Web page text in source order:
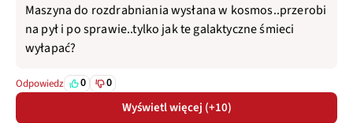
Maszyna do rozdrabniania wysłana w kosmos..przerobi
na pył i po sprawie..tylko jak te galaktyczne śmieci
wyłapać?
Odpowiedz 0 0
Wyświetl więcej (+10)